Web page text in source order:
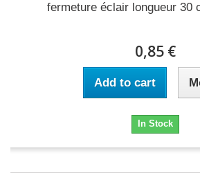
fermeture éclair longueur 30
0,85 €
Add to cart
In Stock